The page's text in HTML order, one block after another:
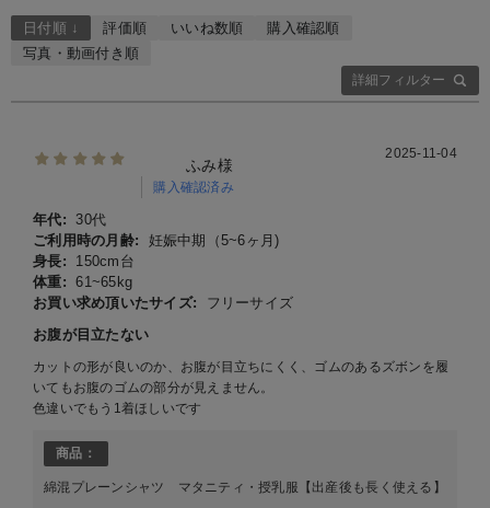
詳細フィルター
日付順 ↓ 評価順 いいね数順
購入確認順
写真・動画付き順
ふみ様
購入確認済み
2025-11-04
年代:
30代
ご利用時の月齢:
妊娠中期（5~6ヶ月)
身長:
150cm台
体重: 61~65kg
お買い求め頂いたサイズ:
フリーサイズ
お腹が目立たない
カットの形が良いのか、お腹が目立ちにくく、ゴムのあるズボンを履
いてもお腹のゴムの部分が見えません。
色違いでもう1着ほしいです
商品：
綿混プレーンシャツ マタニティ・授乳服【出産後も長く使える】